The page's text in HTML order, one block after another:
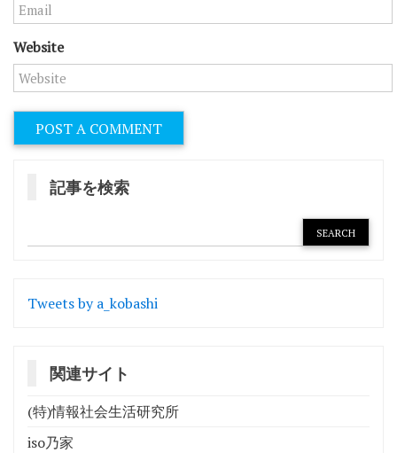
Website
記事を検索
Tweets by a_kobashi
関連サイト
(特)情報社会生活研究所
iso乃家